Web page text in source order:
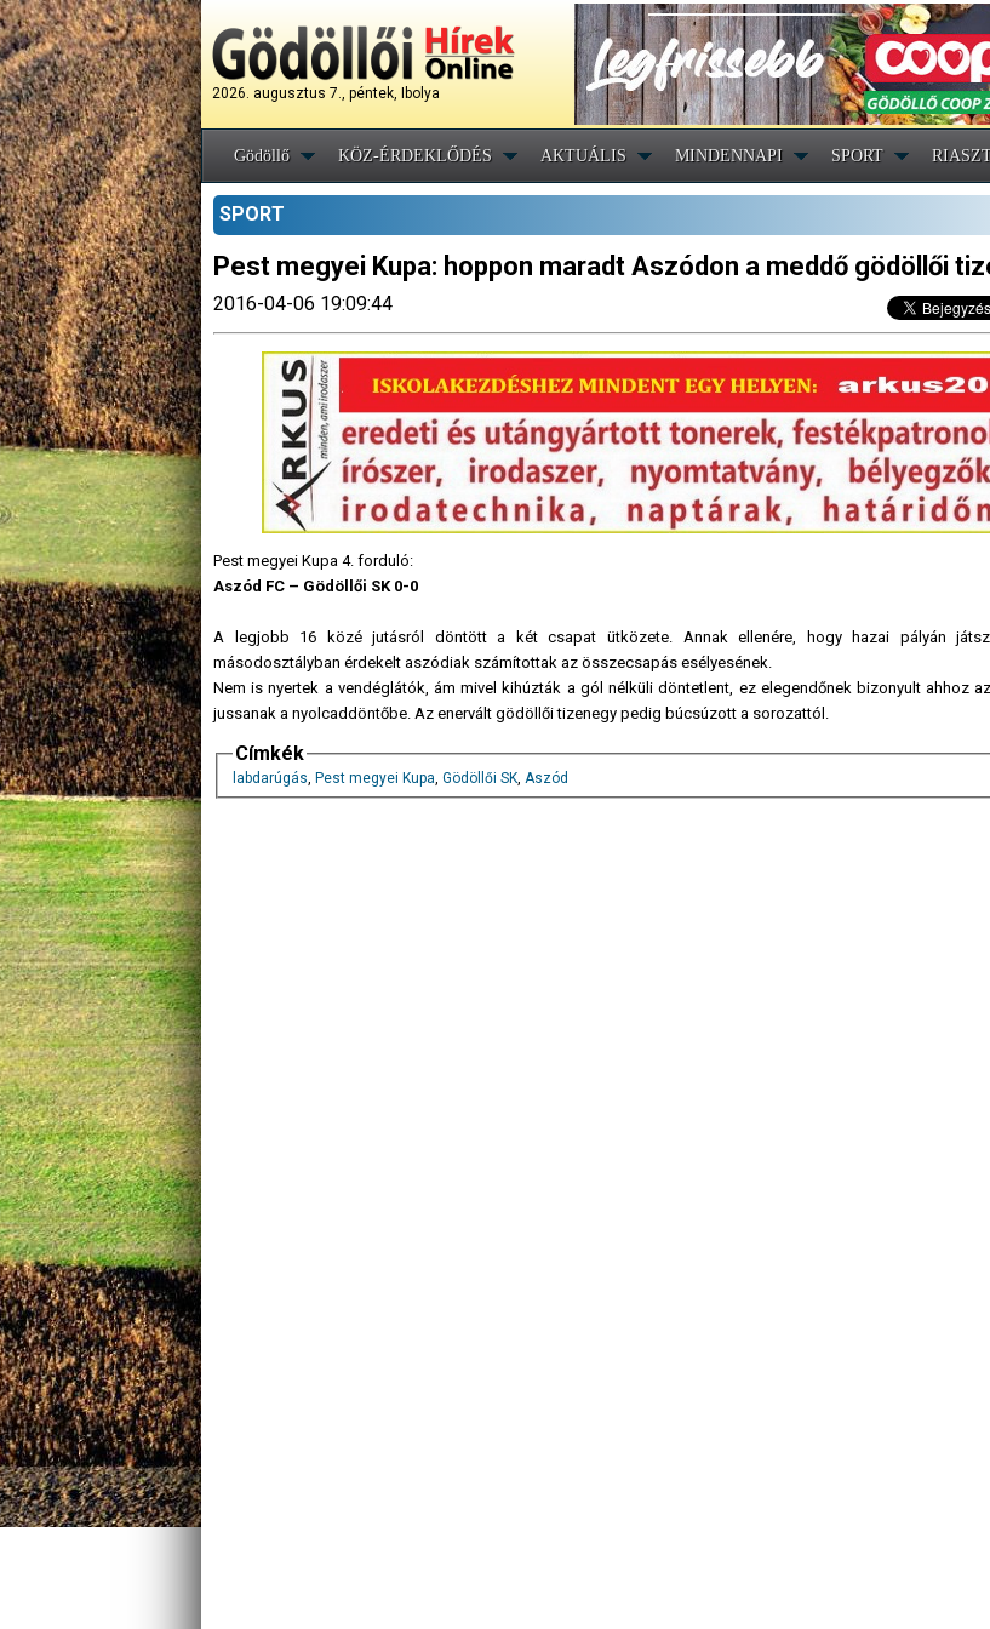
2026. augusztus 7., péntek, Ibolya
Gödöllő KÖZ-ÉRDEKLŐDÉS AKTUÁLIS MINDENNAPI SPORT
SPORT
Pest megyei Kupa: hoppon maradt Aszódon a meddő gödöllői
2016-04-06 19:09:44
Pest megyei Kupa 4. forduló:
Aszód FC – Gödöllői SK 0-0
A legjobb 16 közé jutásról döntött a két csapat ütközete. Annak ellenére, hogy hazai pályán
másodosztályban érdekelt aszódiak számítottak az összecsapás esélyesének.
Nem is nyertek a vendéglátók, ám mivel kihúzták a gól nélküli döntetlent, ez elegendőnek bizonyult ahhoz
jussanak a nyolcaddöntőbe. Az enervált gödöllői tizenegy pedig búcsúzott a sorozattól.
Címkék
labdarúgás, Pest megyei Kupa, Gödöllői SK, Aszód